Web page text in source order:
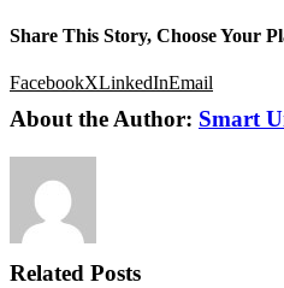
Share This Story, Choose Your
FacebookXLinkedInEmail
About the Author: Smart
Related Posts